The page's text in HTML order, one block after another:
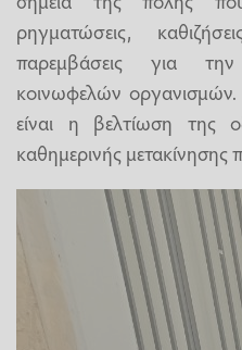
ρηγματώσεις,
παρεμβάσεις για
κοινωφελών
είναι η βελτίωση της
καθημερινής